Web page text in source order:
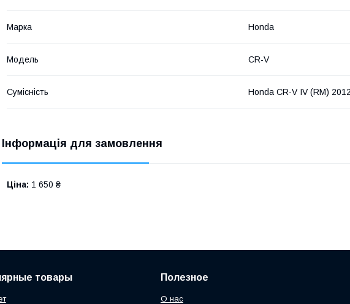
Марка Honda
Модель CR-V
Сумісність Honda CR-V IV (RM)
Інформація для замовлення
Ціна: 1 650 ₴
товары Полезное
О нас